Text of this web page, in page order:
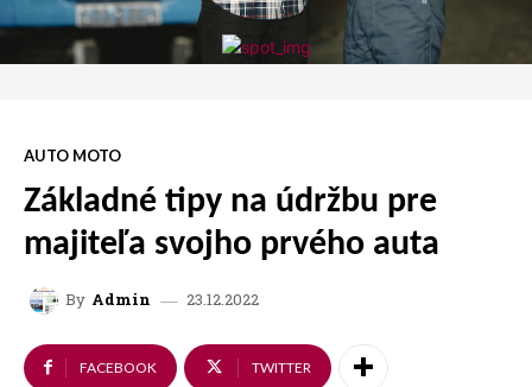
AUTO MOTO
​​Základné tipy na údržbu pre
majiteľa svojho prvého auta
By Admin 23.12.2022
FACEBOOK TWITTER